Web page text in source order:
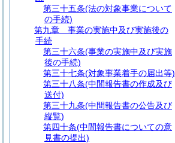
第三十五条(法の対象事業について
の手続)
第九章
事業の実施中及び実施後の
手続
第三十六条(事業の実施中及び実施
後の手続)
第三十七条(対象事業着手の届出等)
第三十八条(中間報告書の作成及び
送付)
第三十九条(中間報告書の公告及び
縦覧)
第四十条(中間報告書についての意
見書の提出)